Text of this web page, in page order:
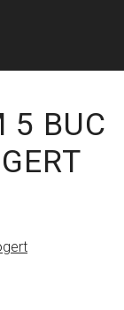
5 BUC